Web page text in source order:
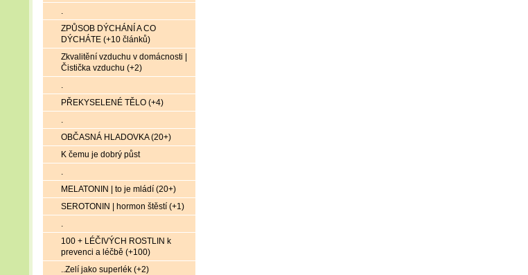
.
ZPŮSOB DÝCHÁNÍ A CO
DÝCHÁTE (+10 článků)
Zkvalitění vzduchu v domácnosti |
Čistička vzduchu (+2)
.
PŘEKYSELENÉ TĚLO (+4)
.
OBČASNÁ HLADOVKA (20+)
K čemu je dobrý půst
.
MELATONIN | to je mládí (20+)
SEROTONIN | hormon štěstí (+1)
.
100 + LÉČIVÝCH ROSTLIN k
prevenci a léčbě (+100)
..Zelí jako superlék (+2)